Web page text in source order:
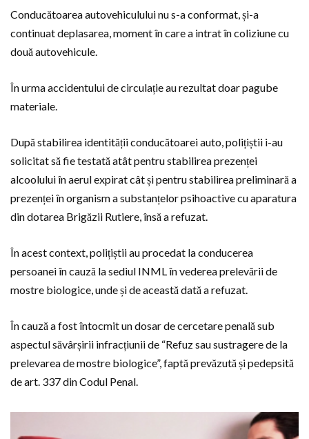
Conducătoarea autovehiculului nu s-a conformat, și-a
continuat deplasarea, moment în care a intrat în coliziune cu
două autovehicule.
În urma accidentului de circulație au rezultat doar pagube
materiale.
După stabilirea identității conducătoarei auto, polițiștii i-au
solicitat să fie testată atât pentru stabilirea prezenței
alcoolului în aerul expirat cât și pentru stabilirea preliminară a
prezenței în organism a substanțelor psihoactive cu aparatura
din dotarea Brigăzii Rutiere, însă a refuzat.
În acest context, polițiștii au procedat la conducerea
persoanei în cauză la sediul INML în vederea prelevării de
mostre biologice, unde și de această dată a refuzat.
În cauză a fost întocmit un dosar de cercetare penală sub
aspectul săvârșirii infracțiunii de “Refuz sau sustragere de la
prelevarea de mostre biologice”, faptă prevăzută și pedepsită
de art. 337 din Codul Penal.